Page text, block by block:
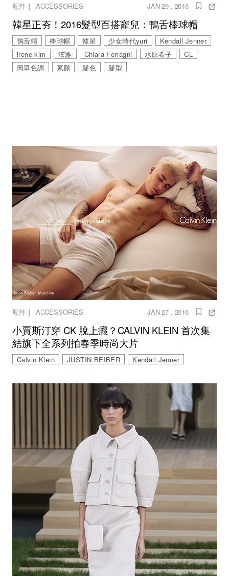
配件｜ ACCESSORIES JAN 29 , 2016
韓星正夯！2016髮型百搭寵兒：鴨舌棒球帽
鴨舌帽 棒球帽 韓星 少女時代yuri
Kendall Jenner
irene kim
泫雅 Chiara Ferragni 水原希子
CL
簡單色調
素顏 髮色 髮型
配件｜ ACCESSORIES JAN 27 , 2016
小賈斯汀穿 CK 脫上癮？CALVIN KLEIN 首次集
結旗下全系列拍春季時尚大片
Calvin Klein JUSTIN BEIBER Kendall Jenner